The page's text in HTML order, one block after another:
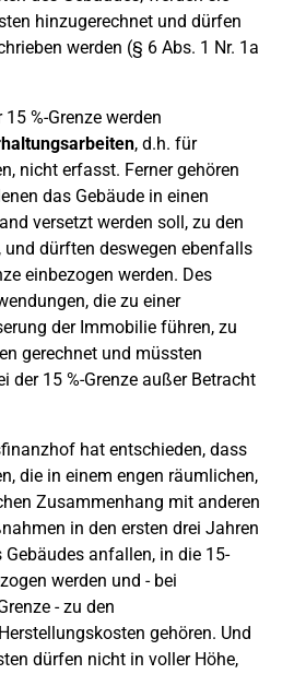
hinzugerechnet und dürfen
werden (§ 6 Abs. 1 Nr. 1a
%-Grenze werden
, d.h. für
nicht erfasst. Ferner gehören
das Gebäude in einen
versetzt werden soll, zu den
dürften deswegen ebenfalls
einbezogen werden. Des
die zu einer
der Immobilie führen, zu
gerechnet und müssten
der 15 %-Grenze außer Betracht
hat entschieden, dass
die in einem engen räumlichen,
Zusammenhang mit anderen
in den ersten drei Jahren
Gebäudes anfallen, in die 15-
werden und - bei
- zu den
gehören. Und
dürfen nicht in voller Höhe,